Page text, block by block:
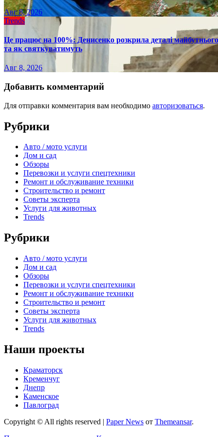
Авг 8, 2026
Trends
Це працює на 100%: Денисенко розкрила деталі майбутнього
та як святкуватимуть
Авг 8, 2026
Добавить комментарий
Для отправки комментария вам необходимо авторизоваться.
Рубрики
Авто / мото услуги
Дом и сад
Обзоры
Перевозки и услуги спецтехники
Ремонт и обслуживание техники
Строительство и ремонт
Советы эксперта
Услуги для животных
Trends
Рубрики
Авто / мото услуги
Дом и сад
Обзоры
Перевозки и услуги спецтехники
Ремонт и обслуживание техники
Строительство и ремонт
Советы эксперта
Услуги для животных
Trends
Наши проекты
Краматорск
Кременчуг
Днепр
Каменское
Павлоград
Copyright © All rights reserved | Paper News от Themeansar.